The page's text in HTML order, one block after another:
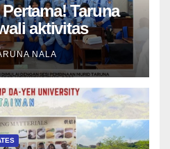
Taruna
aktivitas
dan Tes
NALA